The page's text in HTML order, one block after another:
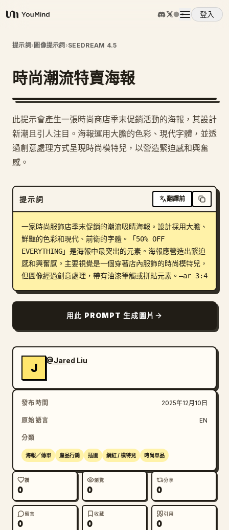
YouMind
登入
概覽
使用案例
提示詞
下載
部落格
更新
提示詞› 圖像提示詞 ›SEEDREAM 4.5
時尚潮流特賣海報
此提示會產生一張時尚商店季末促銷活動的海報，其設計
新潮且引人注目。海報運用大膽的色彩、現代字體，並透
過創意處理方式呈現時尚模特兒，以營造緊迫感和興奮
感。
提示詞 翻譯前
一家時尚服飾店季末促銷的潮流吸睛海報。設計採用大膽、
鮮豔的色彩和現代、前衛的字體。「50% OFF
EVERYTHING」是海報中最突出的元素。海報應營造出緊迫
感和興奮感。主要視覺是一個穿著店內服飾的時尚模特兒，
但圖像經過創意處理，帶有油漆筆觸或拼貼元素。–ar 3:4
用此 PROMPT 生成圖片
J
@Jared Liu
發布時間 2025年12月10日
原始語言 EN
分類
海報／傳單 產品行銷 插圖 網紅 / 模特兒 時尚單品
讚
0
瀏覽
0
分享
0
留言
0
收藏
0
引用
0